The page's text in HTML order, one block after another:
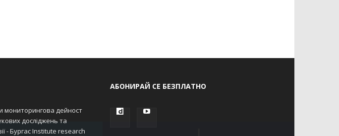
мониторингова дейност
досліджень та
- Бургас Institute research
АБОНИРАЙ СЕ БЕЗПЛАТНО